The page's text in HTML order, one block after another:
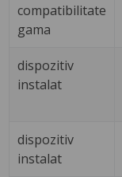
compatibilitate
gama
dispozitiv
instalat
dispozitiv
instalat